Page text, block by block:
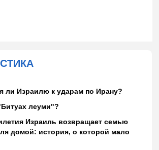
ли Израилю к ударам по Ирану?
леуми"?
Израиль возвращает семью
домой: история, о которой мало